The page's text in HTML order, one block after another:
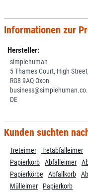
Informationen zur
Hersteller:
simplehuman
5 Thames Court, High
RG8 9AQ Oxon
DE
Kunden suchten
Treteimer Tretabfalleimer
Papierkorb
Abfalleimer
Papierkörbe
Abfallkorb
Mülleimer
Papierkorb